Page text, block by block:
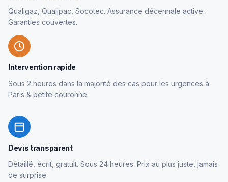
Qualigaz, Qualipac, Socotec. Assurance décennale active.
Garanties couvertes.
Intervention rapide
Sous 2 heures dans la majorité des cas pour les urgences à
Paris & petite couronne.
Devis transparent
Détaillé, écrit, gratuit. Sous 24 heures. Prix au plus juste, jamais
de surprise.